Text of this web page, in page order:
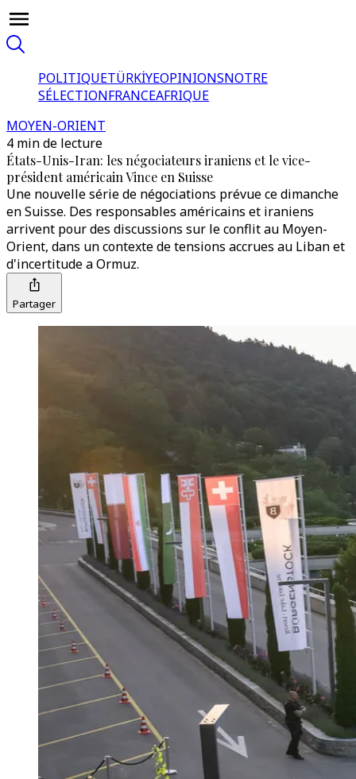
POLITIQUETÜRKİYEOPINIONSNOTRE
SÉLECTIONFRANCEAFRIQUE
MOYEN-ORIENT
4 min de lecture
États-Unis-Iran: les négociateurs iraniens et le vice-
président américain Vince en Suisse
Une nouvelle série de négociations prévue ce dimanche
en Suisse. Des responsables américains et iraniens
arrivent pour des discussions sur le conflit au Moyen-
Orient, dans un contexte de tensions accrues au Liban et
d'incertitude a Ormuz.
Partager